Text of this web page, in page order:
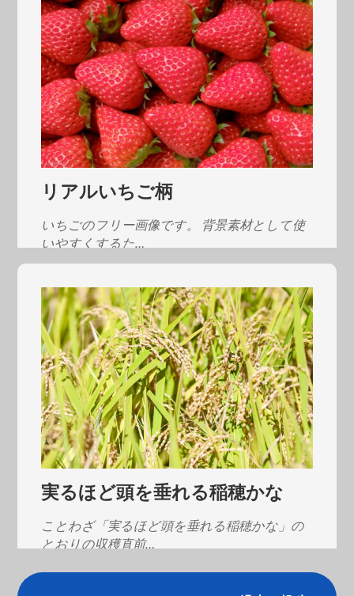
リアルいちご柄
いちごのフリー画像です。 背景素材として使
いやすくするた…
実るほど頭を垂れる稲穂かな
ことわざ「実るほど頭を垂れる稲穂かな」の
とおりの収穫直前…